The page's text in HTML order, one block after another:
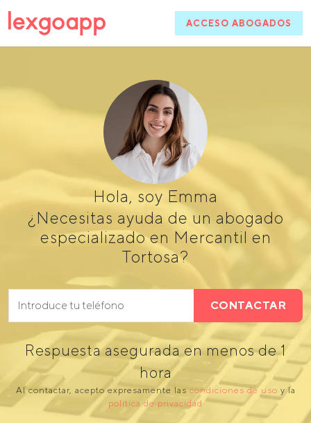
ACCESO ABOGADOS
Hola, soy Emma
¿Necesitas ayuda de un abogado
especializado en Mercantil en
Tortosa?
CONTACTAR
Respuesta asegurada en menos de 1
hora
Al contactar, acepto expresamente las condiciones de uso y la
política de privacidad